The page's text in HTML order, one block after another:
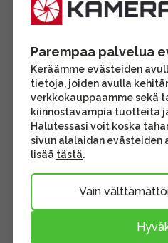
Parempaa palvelua
Keräämme evästeiden
tietoja, joiden avulla
verkkokauppaamme sekä
kiinnostavampia tuotteita
Halutessasi voit koska
sivun alalaidan evästeiden
lisää tästä.
Vain